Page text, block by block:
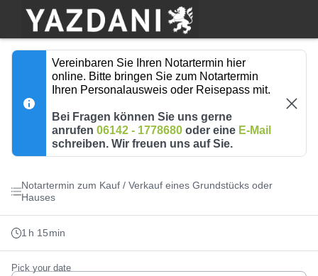
Vereinbaren Sie Ihren Notartermin hier
online. Bitte bringen Sie zum Notartermin
Ihren Personalausweis oder Reisepass mit.
Bei Fragen können Sie uns gerne
anrufen 06142 - 1778680 oder eine E-Mail
schreiben. Wir freuen uns auf Sie.
Notartermin zum Kauf / Verkauf eines Grundstücks oder
Hauses
1 h 15min
Pick your date